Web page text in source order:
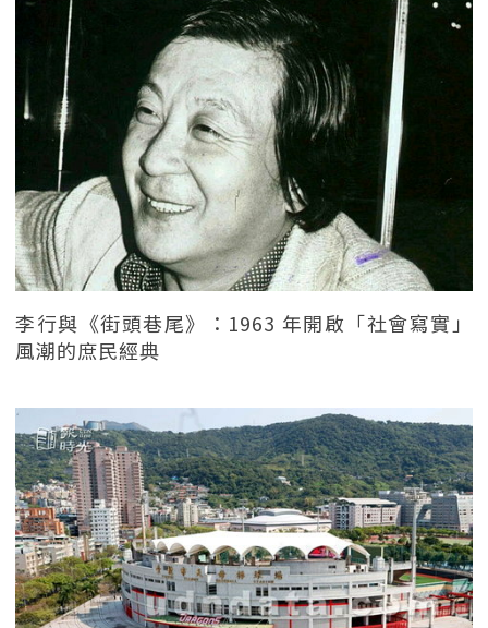
李行與《街頭巷尾》：1963 年開啟「社會寫實」
風潮的庶民經典